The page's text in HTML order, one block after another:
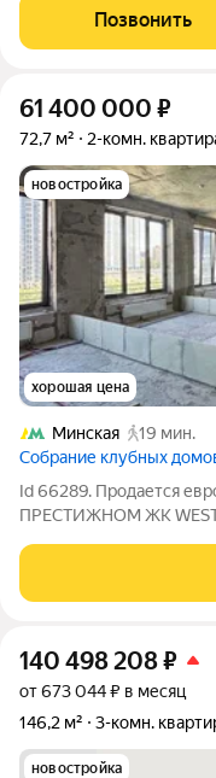
этажного дома, в
от девелопера
Позвонить
61 400 000 ₽
72,7 м² 2-комн.
новостройка
хорошая цена
Минская
19 мин.
Cобрание клубных
Id 66289. Продается
ПРЕСТИЖНОМ ЖК
кухня-гостиная, 2
потолков 3.28 метра
140 498 208₽
от 673 044 ₽ в месяц
146,2 м²
3-комн.
новостройка